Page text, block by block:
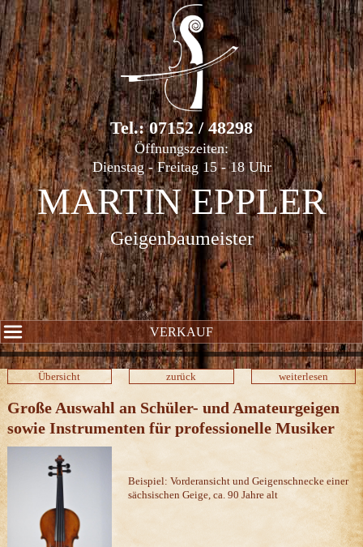
Tel.: 07152 / 48298
Öffnungszeiten:
Dienstag - Freitag 15 - 18 Uhr
MARTIN EPPLER
Geigenbaumeister
VERKAUF
Übersicht zurück weiterlesen
Große Auswahl an Schüler- und Amateurgeigen
sowie Instrumenten für professionelle Musiker
Beispiel: Vorderansicht und Geigenschnecke einer
sächsischen Geige, ca. 90 Jahre alt